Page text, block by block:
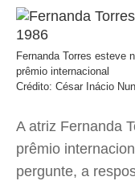
Fernanda Torres esteve
prêmio internacional
Crédito: César Inácio
A atriz Fernanda
prêmio
pergunte, a